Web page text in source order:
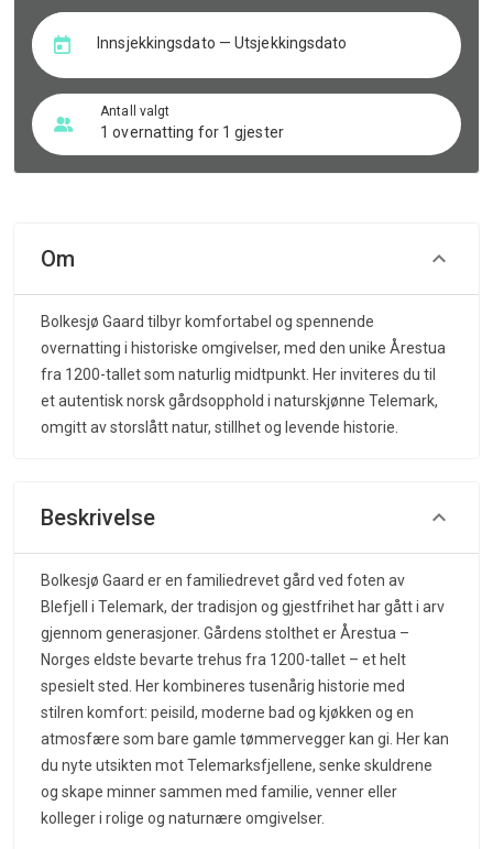
Innsjekkingsdato — Utsjekkingsdato
Antall valgt
1 overnatting for 1 gjester
Om
Bolkesjø Gaard tilbyr komfortabel og spennende
overnatting i historiske omgivelser, med den unike Årestua
fra 1200-tallet som naturlig midtpunkt. Her inviteres du til
et autentisk norsk gårdsopphold i naturskjønne Telemark,
omgitt av storslått natur, stillhet og levende historie.
Beskrivelse
Bolkesjø Gaard er en familiedrevet gård ved foten av
Blefjell i Telemark, der tradisjon og gjestfrihet har gått i arv
gjennom generasjoner. Gårdens stolthet er Årestua –
Norges eldste bevarte trehus fra 1200-tallet – et helt
spesielt sted. Her kombineres tusenårig historie med
stilren komfort: peisild, moderne bad og kjøkken og en
atmosfære som bare gamle tømmervegger kan gi. Her kan
du nyte utsikten mot Telemarksfjellene, senke skuldrene
og skape minner sammen med familie, venner eller
kolleger i rolige og naturnære omgivelser.